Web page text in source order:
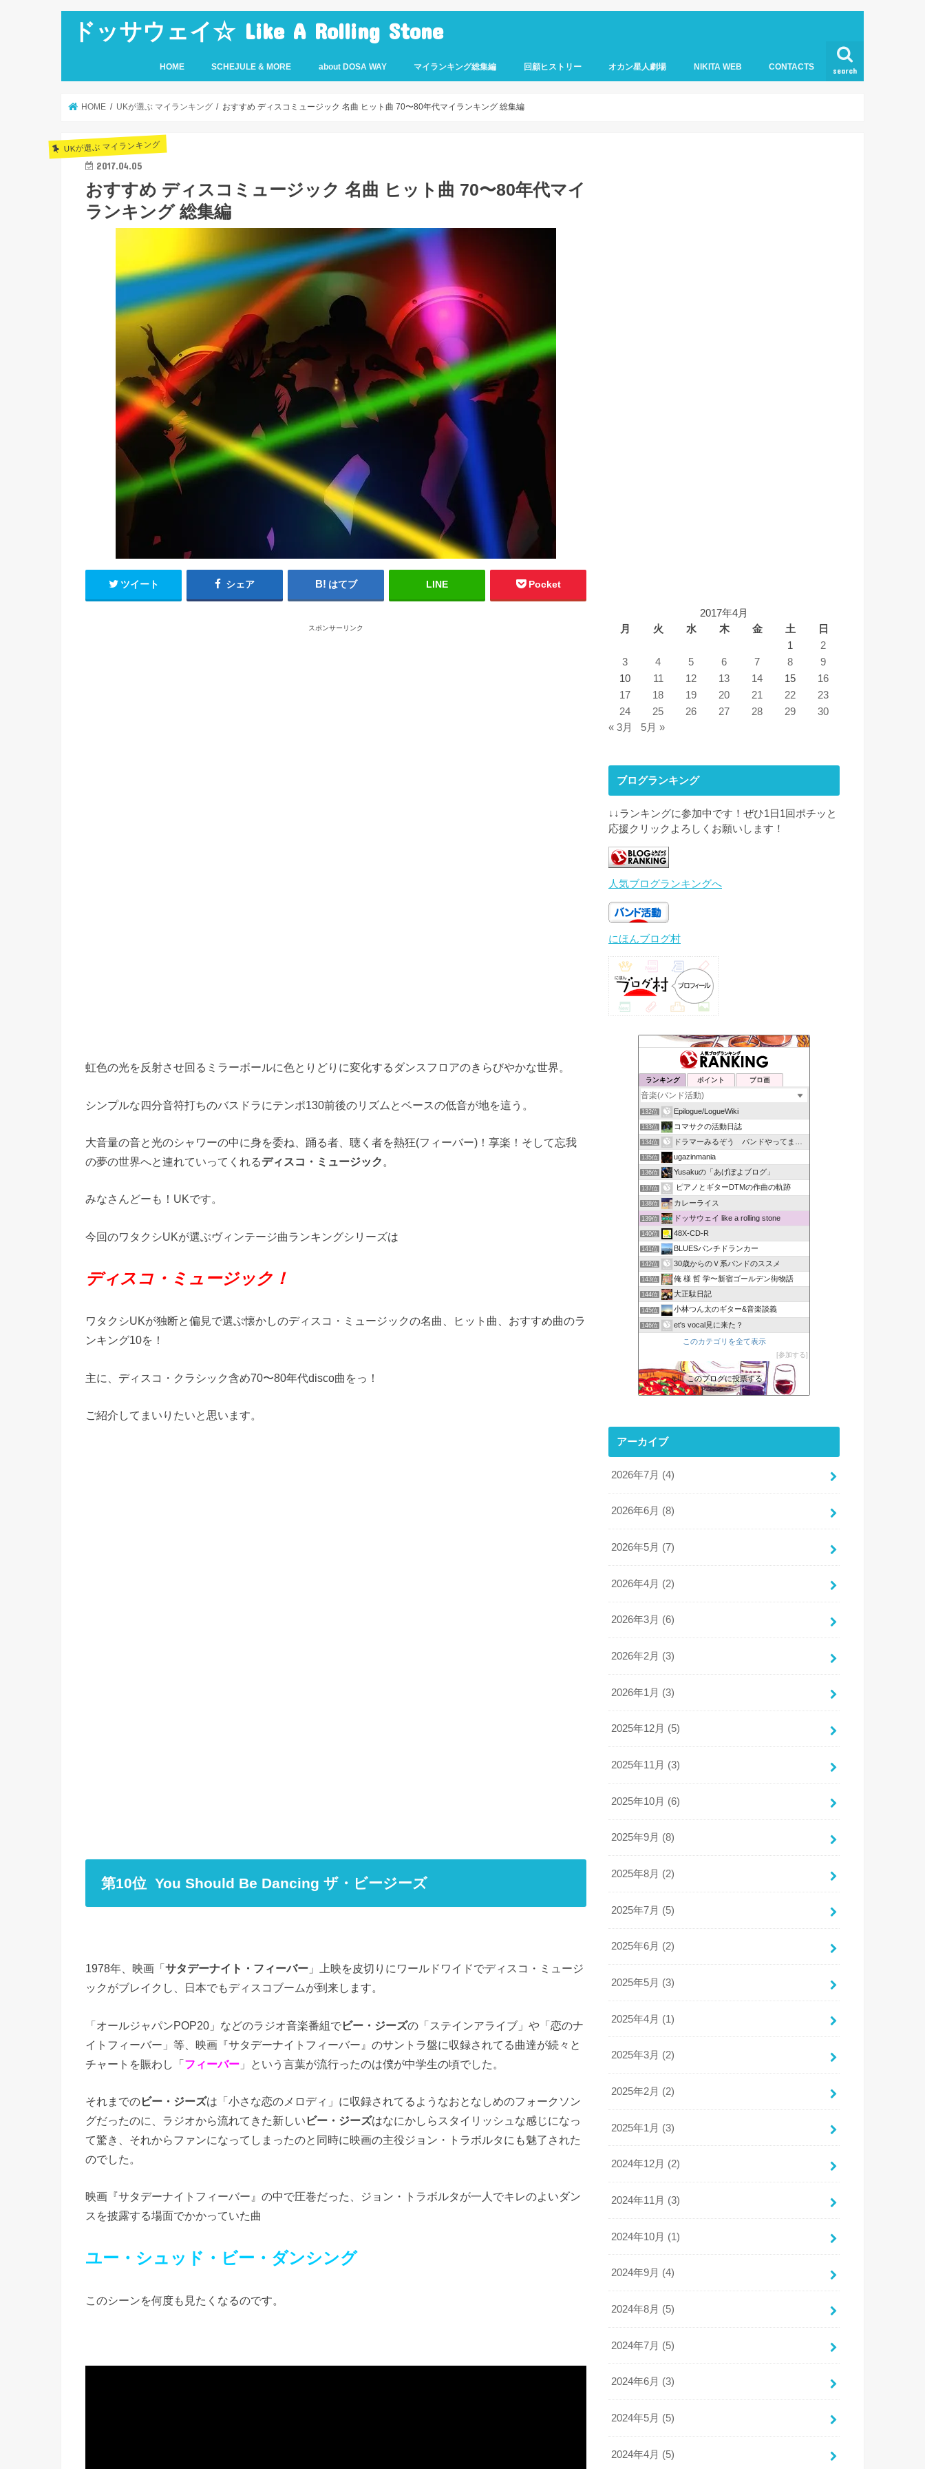
ドッサウェイ☆ Like A Rolling Stone
search
HOME SCHEJULE & MORE about DOSA WAY マイランキング総集編 回顧ヒストリー オカン星人劇場 NIKITA WEB CONTACTS
HOME UKが選ぶ マイランキング おすすめ ディスコミュージック 名曲 ヒット曲 70〜80年代マイランキング 総集編
UKが選ぶ マイランキング
2017.04.05
おすすめ ディスコミュージック 名曲 ヒット曲 70〜80年代マイ
ランキング 総集編
ツイート シェア はてブ LINE Pocket
スポンサーリンク
虹色の光を反射させ回るミラーボールに色とりどりに変化するダンスフロアのきらびやかな世界。
シンプルな四分音符打ちのバスドラにテンポ130前後のリズムとベースの低音が地を這う。
大音量の音と光のシャワーの中に身を委ね、踊る者、聴く者を熱狂(フィーバー)！享楽！そして忘我
の夢の世界へと連れていってくれるディスコ・ミュージック 。
みなさんどーも！UKです。
今回のワタクシUKが選ぶヴィンテージ曲ランキングシリーズは
ディスコ・ミュージック！
ワタクシUKが独断と偏見で選ぶ懐かしのディスコ・ミュージックの名曲、ヒット曲、おすすめ曲のラ
ンキング10を！
主に、ディスコ・クラシック含め70〜80年代disco曲をっ！
ご紹介してまいりたいと思います。
第10位 You Should Be Dancing ザ・ビージーズ
1978年、映画「 サタデーナイト・フィーバー 」上映を皮切りにワールドワイドでディスコ・ミュージ
ックがブレイクし、日本でもディスコブームが到来します。
「オールジャパンPOP20」などのラジオ音楽番組でビー・ジーズの「ステインアライブ」や「恋のナ
イトフィーバー」等、映画『サタデーナイトフィーバー』のサントラ盤に収録されてる曲達が続々と
チャートを賑わし「フィーバー 」という言葉が流行ったのは僕が中学生の頃でした。
それまでのビー・ジーズは「小さな恋のメロディ」に収録されてるようなおとなしめのフォークソン
グだったのに、ラジオから流れてきた新しい ビー・ジーズはなにかしらスタイリッシュな感じになっ
て驚き、それからファンになってしまったのと同時に映画の主役ジョン・トラボルタにも魅了された
のでした。
映画『サタデーナイトフィーバー』の中で圧巻だった、ジョン・トラボルタが一人でキレのよいダン
スを披露する場面でかかっていた曲
ユー・シュッド・ビー・ダンシング
このシーンを何度も見たくなるのです。
2017年4月
月
火 水 木 金 土
日
1
2
3
4 5 6 7 8
9
10
11 12 13 14 15
16
17
18 19 20 21 22
23
24
25 26 27 28 29
30
« 3月
5月 »
ブログランキング
↓↓ランキングに参加中です！ぜひ1日1回ポチッと
応援クリックよろしくお願いします！
人気ブログランキングへ
にほんブログ村
ランキング ポイント ブロ画
132位 Epilogue/LogueWiki
133位 コマサクの活動日誌
134位 ドラマーみるぞう バンドやってまするぅ
135位 ugazinmania
136位 Yusakuの「あげぽよブログ」
137位 ピアノとギターDTMの作曲の軌跡
138位 カレーライス
139位 ドッサウェイ like a rolling stone
140位 48X-CD-R
141位 BLUESパンチドランカー
142位 30歳からのＶ系バンドのススメ
143位 俺 様 哲 学〜新宿ゴールデン街物語
144位 大正駄日記
145位 小林つん太のギター&音楽談義
146位 et's vocal見に来た？
このカテゴリを全て表示
参加する
このブログに投票する
アーカイブ
2026年7月 (4)
2026年6月 (8)
2026年5月 (7)
2026年4月 (2)
2026年3月 (6)
2026年2月 (3)
2026年1月 (3)
2025年12月 (5)
2025年11月 (3)
2025年10月 (6)
2025年9月 (8)
2025年8月 (2)
2025年7月 (5)
2025年6月 (2)
2025年5月 (3)
2025年4月 (1)
2025年3月 (2)
2025年2月 (2)
2025年1月 (3)
2024年12月 (2)
2024年11月 (3)
2024年10月 (1)
2024年9月 (4)
2024年8月 (5)
2024年7月 (5)
2024年6月 (3)
2024年5月 (5)
2024年4月 (5)